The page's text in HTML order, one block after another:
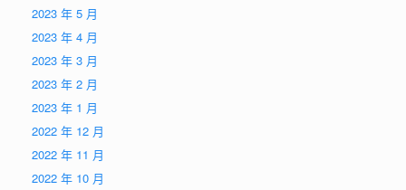
2023 年 5 月
2023 年 4 月
2023 年 3 月
2023 年 2 月
2023 年 1 月
2022 年 12 月
2022 年 11 月
2022 年 10 月